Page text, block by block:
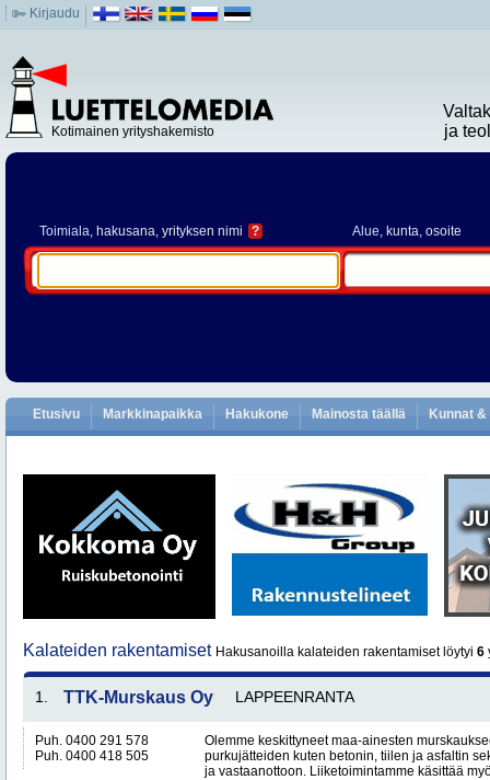
Kirjaudu
Kotimainen yrityshakemisto
ja
Toimiala, hakusana, yrityksen nimi ? Alue, kunta, osoite
Etusivu Markkinapaikka Hakukone Mainosta täällä Kunnat
Kalateiden rakentamiset Hakusanoilla kalateiden rakentamiset löytyi 6
1. TTK-Murskaus Oy LAPPEENRANTA
Puh. 0400 291 578
Puh. 0400 418 505
Olemme keskittyneet maa-ainesten
purkujätteiden kuten betonin, tiilen ja asfaltin
ja vastaanottoon. Liiketoimintamme käsittää